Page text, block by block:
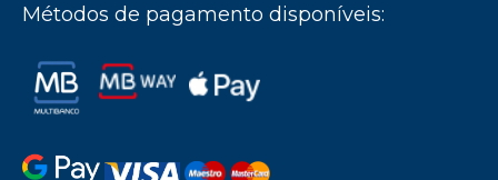
Métodos de pagamento disponíveis: